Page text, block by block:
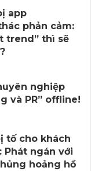
app
phản cảm:
trend” thì sẽ
nghiệp
và PR” offline!
tố cho khách
Phát ngán với
hoảng hồ